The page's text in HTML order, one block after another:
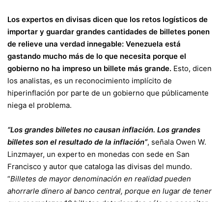
Los expertos en divisas dicen que los retos logísticos de
importar y guardar grandes cantidades de billetes ponen
de relieve una verdad innegable: Venezuela está
gastando mucho más de lo que necesita porque el
gobierno no ha impreso un billete más grande. Esto, dicen
los analistas, es un reconocimiento implícito de
hiperinflación por parte de un gobierno que públicamente
niega el problema.
“Los grandes billetes no causan inflación. Los grandes
billetes son el resultado de la inflación”, señala Owen W.
Linzmayer, un experto en monedas con sede en San
Francisco y autor que cataloga las divisas del mundo.
“Billetes de mayor denominación en realidad pueden
ahorrarle dinero al banco central, porque en lugar de tener